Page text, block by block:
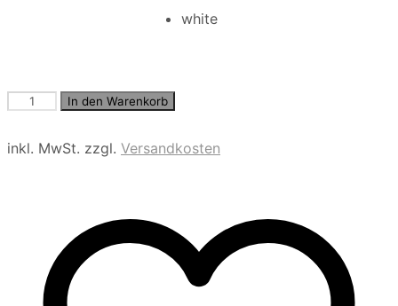
white
JJESUMMER
S21
In den Warenkorb
inkl. MwSt. zzgl. Versandkosten